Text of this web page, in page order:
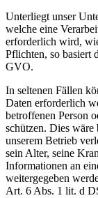
Unterliegt unser
welche eine
erforderlich wird,
Pflichten, so basiert
GVO.
In seltenen Fällen
Daten erforderlich
betroffenen Person
schützen. Dies
unserem Betrieb
sein Alter, seine
Informationen an
weitergegeben
Art. 6 Abs. 1 lit. d